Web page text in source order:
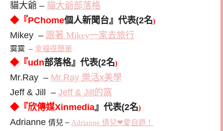
貓大爺 – 貓大爺部落格
◆『PChome個人新聞台』代表(2名)
Mikey – 跟著 Mikey一家去旅行
霙霙 – 幸福很簡單
◆『udn部落格』代表(2名)
Mr.Ray – Mr.Ray 樂活x美學
Jeff & Jill – Jeff & Jill的窩
◆『欣傳媒Xinmedia』代表(2名)
Adrianne 倩兒 – Adrianne 倩兒❤愛自遊！